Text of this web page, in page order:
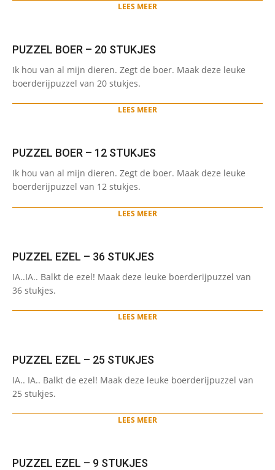
LEES MEER
PUZZEL BOER – 20 STUKJES
05-
28
Ik hou van al mijn dieren. Zegt de boer. Maak deze leuke
boerderijpuzzel van 20 stukjes.
LEES MEER
PUZZEL BOER – 12 STUKJES
05-
28
Ik hou van al mijn dieren. Zegt de boer. Maak deze leuke
boerderijpuzzel van 12 stukjes.
LEES MEER
PUZZEL EZEL – 36 STUKJES
05-
28
IA..IA.. Balkt de ezel! Maak deze leuke boerderijpuzzel van
36 stukjes.
LEES MEER
PUZZEL EZEL – 25 STUKJES
05-
28
IA.. IA.. Balkt de ezel! Maak deze leuke boerderijpuzzel van
25 stukjes.
LEES MEER
PUZZEL EZEL – 9 STUKJES